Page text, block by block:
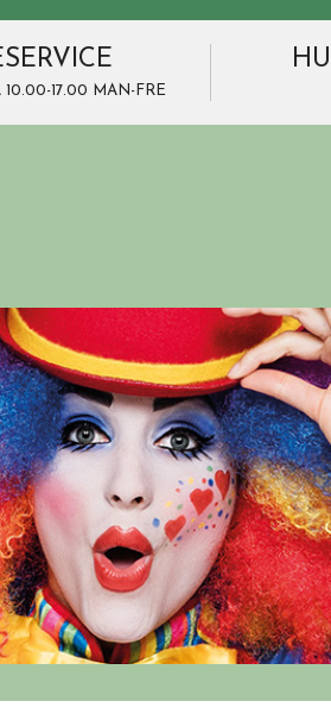
10.00-17.00 MAN-FRE